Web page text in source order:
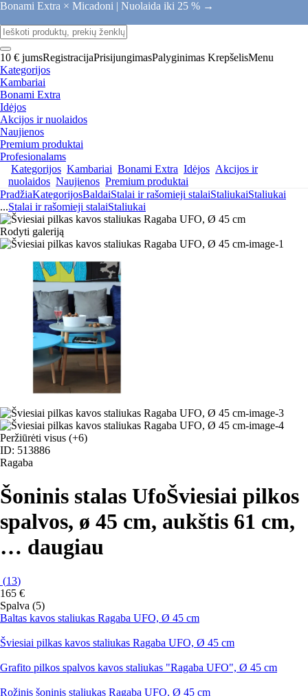
Bonami Extra × Micadoni | Nuolaida iki 25 % →
10 € jumsRegistracijaPrisijungimasPalyginimas KrepšelisMenu
Kategorijos
Kambariai
Bonami Extra
Idėjos
Akcijos ir nuolaidos
Naujienos
Premium produktai
Profesionalams
Kategorijos Kambariai Bonami Extra Idėjos Akcijos ir
nuolaidos Naujienos Premium produktai
PradžiaKategorijosBaldaiStalai ir rašomieji stalaiStaliukaiStaliukai
...Stalai ir rašomieji stalaiStaliukai
Rodyti galeriją
Peržiūrėti visus (+6)
ID: 513886
Ragaba
Šoninis stalas UfoŠviesiai pilkos
spalvos, ø 45 cm, aukštis 61 cm,
… daugiau
(13)
165 €
Spalva (5)
Baltas kavos staliukas Ragaba UFO, Ø 45 cm
Šviesiai pilkas kavos staliukas Ragaba UFO, Ø 45 cm
Grafito pilkos spalvos kavos staliukas "Ragaba UFO", Ø 45 cm
Rožinis šoninis staliukas Ragaba UFO, Ø 45 cm